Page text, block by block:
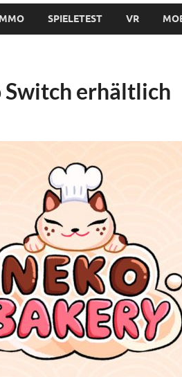
SPIELETEST VR
erhältlich